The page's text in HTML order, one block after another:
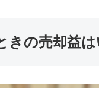
きの売却益